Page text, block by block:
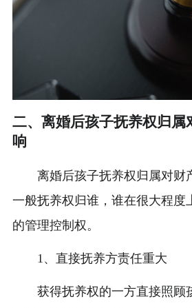
二、离婚后孩子抚养权归属
响
离婚后孩子抚养权归属对财
一般抚养权归谁，谁在很大程度
的管理控制权。
1、直接抚养方责任重大
获得抚养权的一方直接照顾